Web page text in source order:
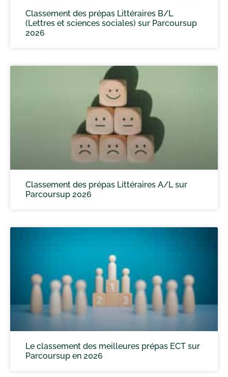
Classement des prépas Littéraires B/L
(Lettres et sciences sociales) sur Parcoursup
2026
Classement des prépas Littéraires A/L sur
Parcoursup 2026
Le classement des meilleures prépas ECT sur
Parcoursup en 2026